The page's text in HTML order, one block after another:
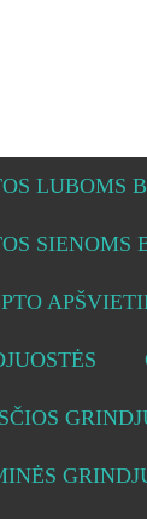
LUBOMS
SIENOMS